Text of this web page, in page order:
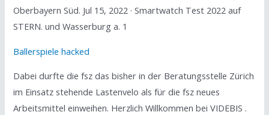
Oberbayern Süd. Jul 15, 2022 · Smartwatch Test 2022 auf
STERN. und Wasserburg a. 1
Ballerspiele hacked
Dabei durfte die fsz das bisher in der Beratungsstelle Zürich
im Einsatz stehende Lastenvelo als für die fsz neues
Arbeitsmittel einweihen. Herzlich Willkommen bei VIDEBIS .